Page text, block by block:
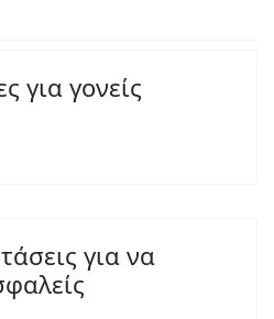
για γονείς
για να